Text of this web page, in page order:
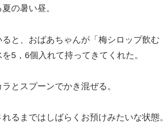
の暑い昼。
と、おばあちゃんが「梅シロップ飲む
5，6個入れて持ってきてくれた。
とスプーンでかき混ぜる。
るまではしばらくお預けみたいな状態。